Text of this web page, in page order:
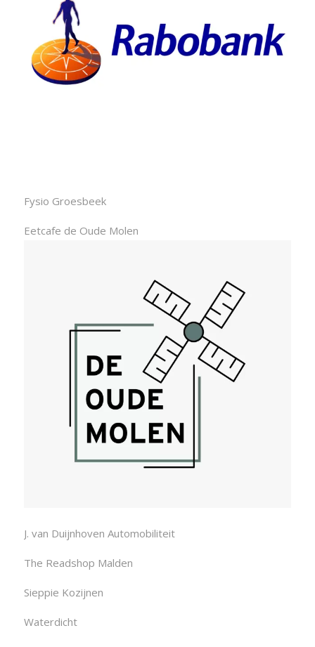
Fysio Groesbeek
Eetcafe de Oude Molen
J. van Duijnhoven Automobiliteit
The Readshop Malden
Sieppie Kozijnen
Waterdicht